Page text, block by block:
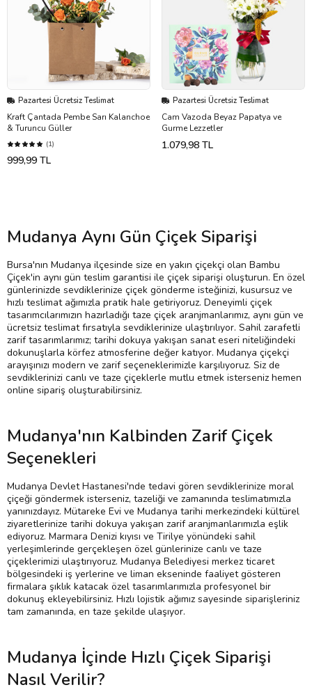
Pazartesi Ücretsiz Teslimat
Kraft Çantada Pembe Sarı Kalanchoe
& Turuncu Güller
(1)
999,99 TL
Pazartesi Ücretsiz Teslimat
Cam Vazoda Beyaz Papatya ve
Gurme Lezzetler
1.079,98 TL
Mudanya Aynı Gün Çiçek Siparişi
Bursa'nın Mudanya ilçesinde size en yakın çiçekçi olan Bambu
Çiçek'in aynı gün teslim garantisi ile çiçek siparişi oluşturun. En özel
günlerinizde sevdiklerinize çiçek gönderme isteğinizi, kusursuz ve
hızlı teslimat ağımızla pratik hale getiriyoruz. Deneyimli çiçek
tasarımcılarımızın hazırladığı taze çiçek aranjmanlarımız, aynı gün ve
ücretsiz teslimat fırsatıyla sevdiklerinize ulaştırılıyor. Sahil zarafetli
zarif tasarımlarımız; tarihi dokuya yakışan sanat eseri niteliğindeki
dokunuşlarla körfez atmosferine değer katıyor. Mudanya çiçekçi
arayışınızı modern ve zarif seçeneklerimizle karşılıyoruz. Siz de
sevdiklerinizi canlı ve taze çiçeklerle mutlu etmek isterseniz hemen
online sipariş oluşturabilirsiniz.
Mudanya'nın Kalbinden Zarif Çiçek
Seçenekleri
Mudanya Devlet Hastanesi'nde tedavi gören sevdiklerinize moral
çiçeği göndermek isterseniz, tazeliği ve zamanında teslimatımızla
yanınızdayız. Mütareke Evi ve Mudanya tarihi merkezindeki kültürel
ziyaretlerinize tarihi dokuya yakışan zarif aranjmanlarımızla eşlik
ediyoruz. Marmara Denizi kıyısı ve Tirilye yönündeki sahil
yerleşimlerinde gerçekleşen özel günlerinize canlı ve taze
çiçeklerimizi ulaştırıyoruz. Mudanya Belediyesi merkez ticaret
bölgesindeki iş yerlerine ve liman ekseninde faaliyet gösteren
firmalara şıklık katacak özel tasarımlarımızla profesyonel bir
dokunuş ekleyebilirsiniz. Hızlı lojistik ağımız sayesinde siparişleriniz
tam zamanında, en taze şekilde ulaşıyor.
Mudanya İçinde Hızlı Çiçek Siparişi
Nasıl Verilir?